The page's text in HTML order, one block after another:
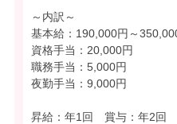
～内訳～
基本給：190,000円～
資格手当：20,000円
職務手当：5,000円
夜勤手当：9,000円
昇給：年1回 賞与：年2回